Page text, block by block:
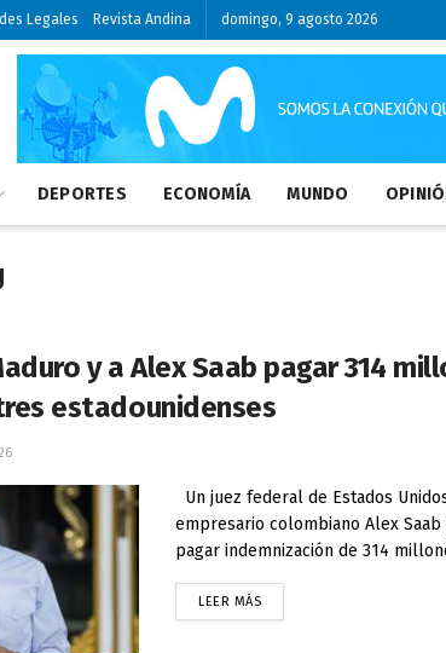
Legales Revista Andina domingo, 9 agosto 2026
DEPORTES ECONOMÍA MUNDO
y a Alex Saab pagar 314
estadounidenses
Un juez federal de Estados
empresario colombiano Alex
pagar indemnización de 314
LEER MÁS